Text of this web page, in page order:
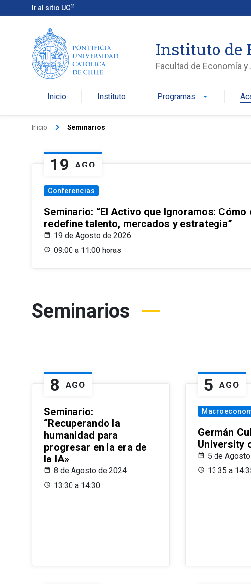
Ir al sitio UC
Instituto de
Facultad de Economía
Inicio Instituto Programas arrow_drop_down
Inicio keyboard_arrow_right Seminarios
19 AGO
Conferencias
Seminario: “El Activo que Ignoramos: Cómo
redefine talento, mercados y estrategia”
19 de Agosto de 2026
09:00 a 11:00 horas
Seminarios
8 AGO
Seminario:
“Recuperando la
humanidad para
progresar en la era de
la IA»
8 de Agosto de 2024
13:30 a 14:30
5 AGO
Germán
University
5 de
13:35 a